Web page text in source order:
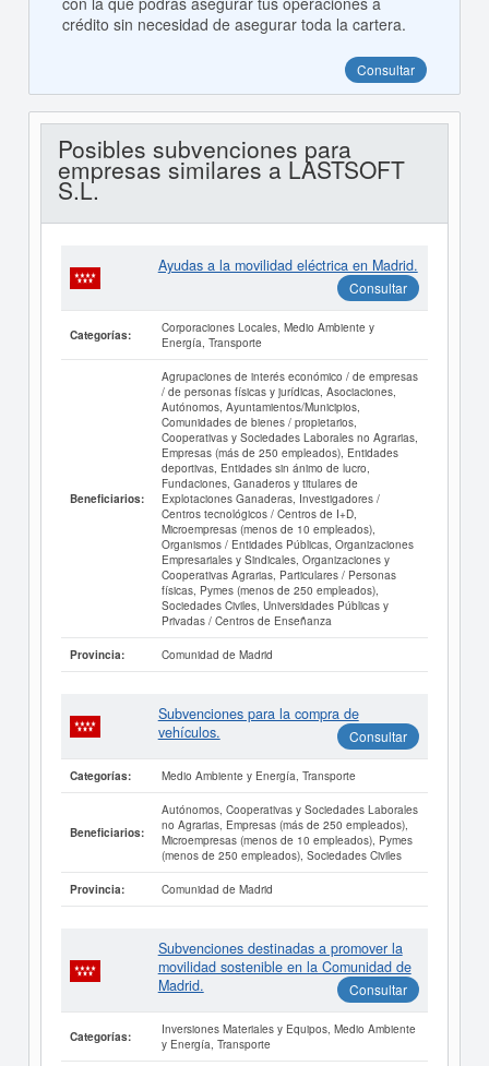
crédito sin necesidad de asegurar toda la cartera.
Consultar
Posibles subvenciones para
empresas similares a LASTSOFT
S.L.
Ayudas a la movilidad eléctrica en Madrid.
Consultar
Categorías:
Corporaciones Locales, Medio Ambiente y
Energía, Transporte
Beneficiarios:
Agrupaciones de interés económico / de empresas
/ de personas físicas y jurídicas, Asociaciones,
Autónomos, Ayuntamientos/Municipios,
Comunidades de bienes / propietarios,
Cooperativas y Sociedades Laborales no Agrarias,
Empresas (más de 250 empleados), Entidades
deportivas, Entidades sin ánimo de lucro,
Fundaciones, Ganaderos y titulares de
Explotaciones Ganaderas, Investigadores /
Centros tecnológicos / Centros de I+D,
Microempresas (menos de 10 empleados),
Organismos / Entidades Públicas, Organizaciones
Empresariales y Sindicales, Organizaciones y
Cooperativas Agrarias, Particulares / Personas
físicas, Pymes (menos de 250 empleados),
Sociedades Civiles, Universidades Públicas y
Privadas / Centros de Enseñanza
Provincia: Comunidad de Madrid
Subvenciones para la compra de
vehículos.
Consultar
Categorías: Medio Ambiente y Energía, Transporte
Beneficiarios:
Autónomos, Cooperativas y Sociedades Laborales
no Agrarias, Empresas (más de 250 empleados),
Microempresas (menos de 10 empleados), Pymes
(menos de 250 empleados), Sociedades Civiles
Provincia: Comunidad de Madrid
Subvenciones destinadas a promover la
movilidad sostenible en la Comunidad de
Madrid.
Consultar
Categorías:
Inversiones Materiales y Equipos, Medio Ambiente
y Energía, Transporte